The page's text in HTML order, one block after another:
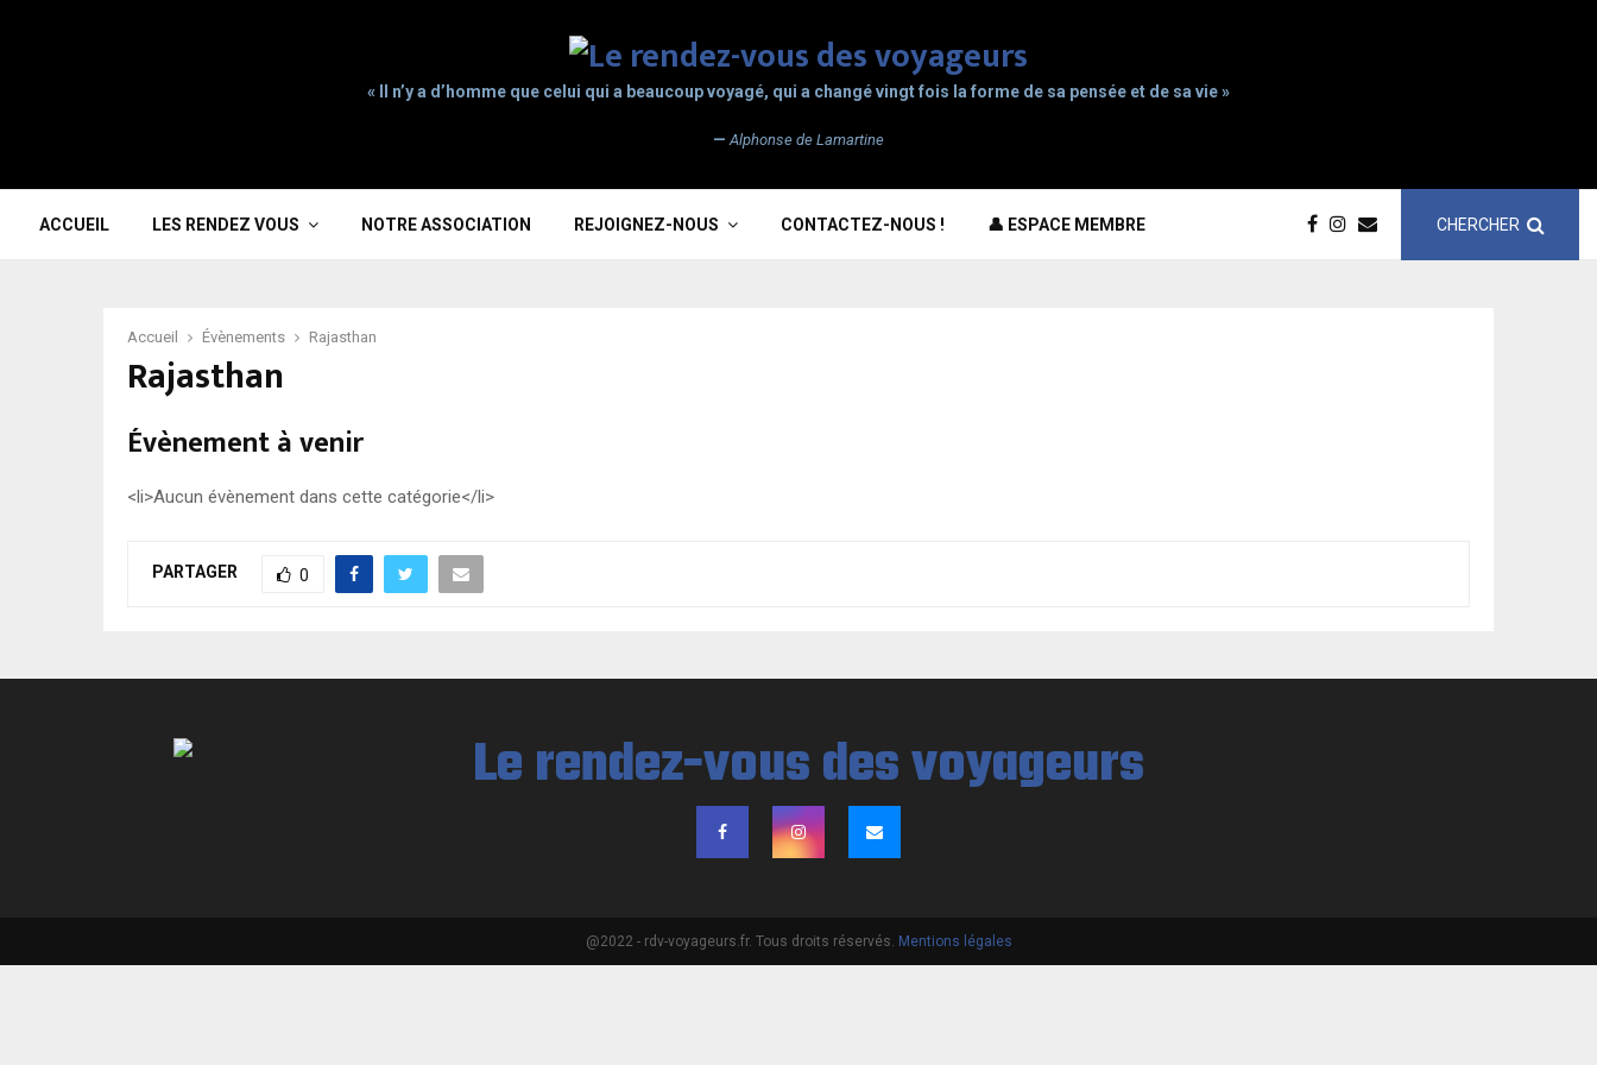
« Il n’y a d’homme que celui qui a beaucoup voyagé, qui a changé vingt fois la forme de sa pensée et de sa vie »
— Alphonse de Lamartine
ACCUEIL LES RENDEZ VOUS NOTRE ASSOCIATION REJOIGNEZ-NOUS CONTACTEZ-NOUS ! 👤 ESPACE MEMBRE CHERCHER
Accueil Évènements Rajasthan
Rajasthan
Évènement à venir
<li>Aucun évènement dans cette catégorie</li>
PARTAGER 0
@2022 - rdv-voyageurs.fr. Tous droits réservés. Mentions légales